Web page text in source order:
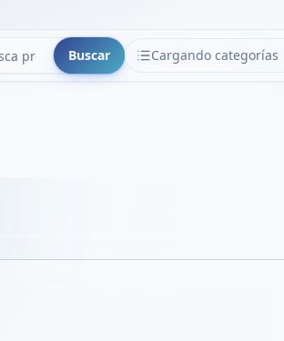
Buscar Cargando categorías
CATEGORÍAS
VER EN PANTALLA COMPLETA